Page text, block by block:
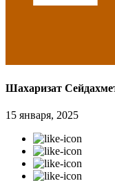
Шахаризат
15 января, 2025